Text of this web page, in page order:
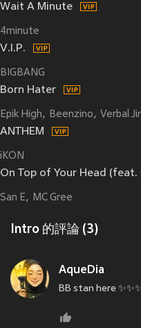
Wait A Minute
4minute
V.I.P.
BIGBANG
Born Hater
Epik High Beenzino Verbal
ANTHEM
iKON
On Top of Your Head (feat.
San E MC Gree
Intro 的評論 (3)
AqueDia
BB stan here